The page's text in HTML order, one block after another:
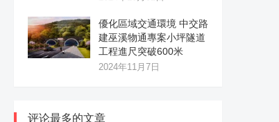
優化區域交通環境 中交路
建巫溪物通專案小坪隧道
工程進尺突破600米
2024年11月7日
评论最多的文章